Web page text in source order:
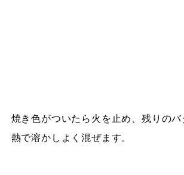
焼き色がついたら火を止め、残りの
熱で溶かしよく混ぜます。